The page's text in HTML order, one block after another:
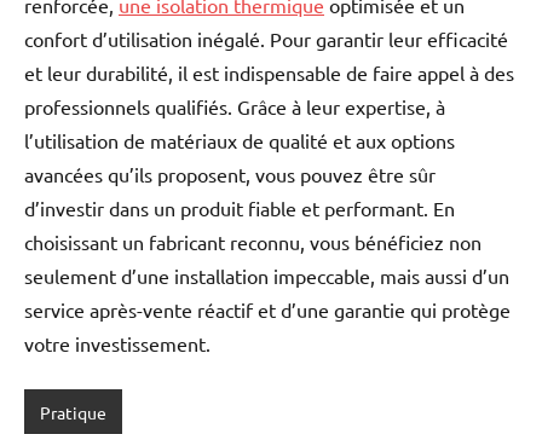
renforcée, une isolation thermique optimisée et un
confort d’utilisation inégalé. Pour garantir leur efficacité
et leur durabilité, il est indispensable de faire appel à des
professionnels qualifiés. Grâce à leur expertise, à
l’utilisation de matériaux de qualité et aux options
avancées qu’ils proposent, vous pouvez être sûr
d’investir dans un produit fiable et performant. En
choisissant un fabricant reconnu, vous bénéficiez non
seulement d’une installation impeccable, mais aussi d’un
service après-vente réactif et d’une garantie qui protège
votre investissement.
Pratique